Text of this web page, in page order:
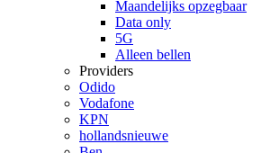
Maandelijks opzegbaar
Data only
5G
Alleen bellen
Providers
Odido
Vodafone
KPN
hollandsnieuwe